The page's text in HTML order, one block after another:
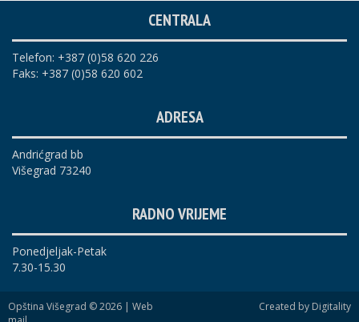
CENTRALA
Telefon: +387 (0)58 620 226
Faks: +387 (0)58 620 602
ADRESA
Andrićgrad bb
Višegrad 73240
RADNO VRIJEME
Ponedjeljak-Petak
7.30-15.30
Opština Višegrad © 2026 | Web
Created by Digitality